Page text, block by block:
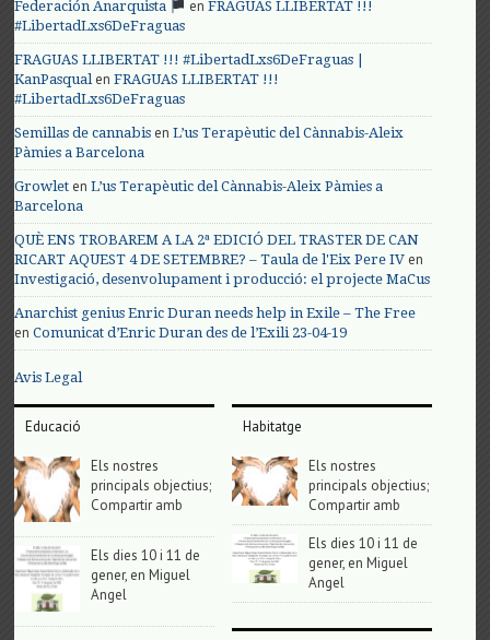
Federación Anarquista
enFRAGUAS LLIBERTAT !!!
#LibertadLxs6DeFraguas
FRAGUAS LLIBERTAT !!! #LibertadLxs6DeFraguas |
KanPasqualenFRAGUAS LLIBERTAT !!!
#LibertadLxs6DeFraguas
Semillas de cannabis enL’us Terapèutic del Cànnabis-Aleix
Pàmies a Barcelona
Growlet enL’us Terapèutic del Cànnabis-Aleix Pàmies a
Barcelona
QUÈ ENS TROBAREM A LA 2ª EDICIÓ DEL TRASTER DE CAN
RICART AQUEST 4 DE SETEMBRE? – Taula de l'Eix Pere IV en
Investigació, desenvolupament i producció: el projecte MaCus
Anarchist genius Enric Duran needs help in Exile – The Free
enComunicat d’Enric Duran des de l’Exili 23-04-19
Avis Legal
Educació
Els nostres
principals objectius;
Compartir amb
Els dies 10 i 11 de
gener, en Miguel
Angel
Habitatge
Els nostres
principals objectius;
Compartir amb
Els dies 10 i 11 de
gener, en Miguel
Angel